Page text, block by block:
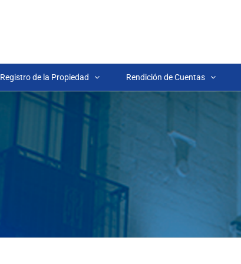
Registro de la Propiedad Rendición de Cuentas